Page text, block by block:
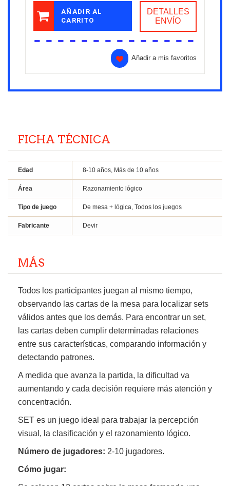
AÑADIR AL
CARRITO
DETALLES
ENVÍO
Añadir a mis favoritos
FICHA TÉCNICA
Edad 8-10 años, Más de 10 años
Área Razonamiento lógico
Tipo de juego De mesa + lógica, Todos los juegos
Fabricante Devir
MÁS
Todos los participantes juegan al mismo tiempo,
observando las cartas de la mesa para localizar sets
válidos antes que los demás. Para encontrar un set,
las cartas deben cumplir determinadas relaciones
entre sus características, comparando información y
detectando patrones.
A medida que avanza la partida, la dificultad va
aumentando y cada decisión requiere más atención y
concentración.
SET es un juego ideal para trabajar la percepción
visual, la clasificación y el razonamiento lógico.
Número de jugadores: 2-10 jugadores.
Cómo jugar: